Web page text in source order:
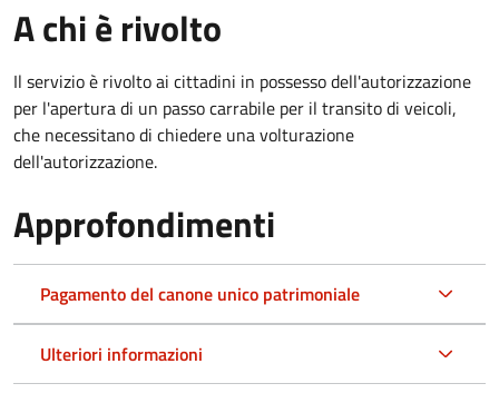
A chi è rivolto
Il servizio è rivolto ai cittadini in possesso dell'autorizzazione
per l'apertura di un passo carrabile per il transito di veicoli,
che necessitano di chiedere una volturazione
dell'autorizzazione.
Approfondimenti
Pagamento del canone unico patrimoniale
Ulteriori informazioni